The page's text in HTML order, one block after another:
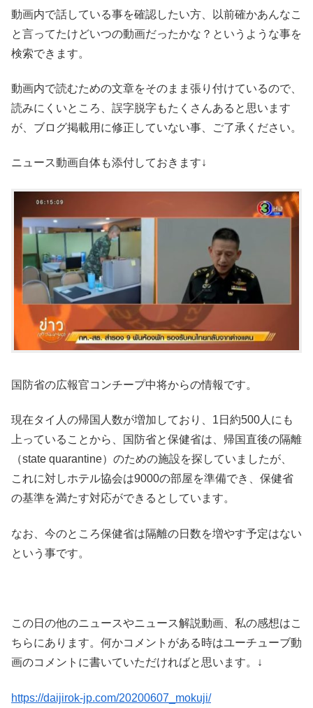
動画内で話している事を確認したい方、以前確かあんなこ
と言ってたけどいつの動画だったかな？というような事を
検索できます。
動画内で読むための文章をそのまま張り付けているので、
読みにくいところ、誤字脱字もたくさんあると思います
が、ブログ掲載用に修正していない事、ご了承ください。
ニュース動画自体も添付しておきます↓
国防省の広報官コンチープ中将からの情報です。
現在タイ人の帰国人数が増加しており、1日約500人にも
上っていることから、国防省と保健省は、帰国直後の隔離
（state quarantine）のための施設を探していましたが、
これに対しホテル協会は9000の部屋を準備でき、保健省
の基準を満たす対応ができるとしています。
なお、今のところ保健省は隔離の日数を増やす予定はない
という事です。
この日の他のニュースやニュース解説動画、私の感想はこ
ちらにあります。何かコメントがある時はユーチューブ動
画のコメントに書いていただければと思います。↓
https://daijirok-jp.com/20200607_mokuji/